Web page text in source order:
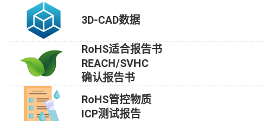
3D-CAD数据
RoHS适合报告书
REACH/SVHC
确认报告书
RoHS管控物质
ICP测试报告